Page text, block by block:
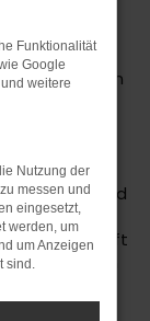
für
Suzuki Ignis
bisherigen
gestellt
einem
Motoren.
für Nagold
unseren
unterläuft
erst dann
und
Erfahrung
Funktionalität
Google
weitere
Nutzung der
messen und
eingesetzt,
werden, um
um Anzeigen
sind.